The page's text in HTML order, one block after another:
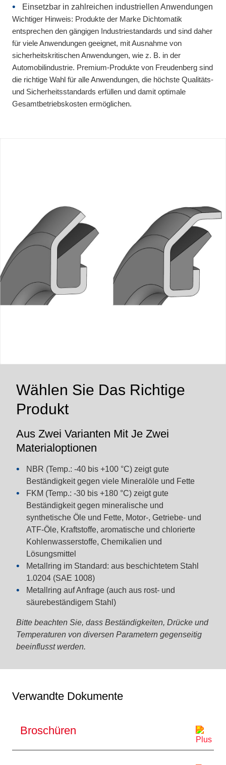
Einsetzbar in zahlreichen industriellen Anwendungen
Wichtiger Hinweis: Produkte der Marke Dichtomatik
entsprechen den gängigen Industriestandards und sind daher
für viele Anwendungen geeignet, mit Ausnahme von
sicherheitskritischen Anwendungen, wie z. B. in der
Automobilindustrie. Premium-Produkte von Freudenberg sind
die richtige Wahl für alle Anwendungen, die höchste Qualitäts-
und Sicherheitsstandards erfüllen und damit optimale
Gesamtbetriebskosten ermöglichen.
Wählen Sie Das Richtige
Produkt
Aus Zwei Varianten Mit Je Zwei
Materialoptionen
NBR (Temp.: -40 bis +100 °C) zeigt gute
Beständigkeit gegen viele Mineralöle und Fette
FKM (Temp.: -30 bis +180 °C) zeigt gute
Beständigkeit gegen mineralische und
synthetische Öle und Fette, Motor-, Getriebe- und
ATF-Öle, Kraftstoffe, aromatische und chlorierte
Kohlenwasserstoffe, Chemikalien und
Lösungsmittel
Metallring im Standard: aus beschichtetem Stahl
1.0204 (SAE 1008)
Metallring auf Anfrage (auch aus rost- und
säurebeständigem Stahl)
Bitte beachten Sie, dass Beständigkeiten, Drücke und
Temperaturen von diversen Parametern gegenseitig
beeinflusst werden.
Verwandte Dokumente
Broschüren